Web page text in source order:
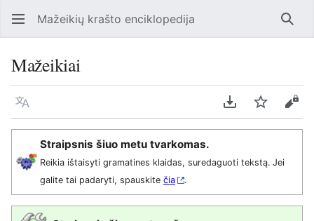
Mažeikių krašto enciklopedija
Mažeikiai
Kalba Parsisiųsti kaip
Stebėti
Straipsnis šiuo metu tvarkomas.
Reikia ištaisyti gramatines klaidas, suredaguoti tekstą. Jei
galite tai padaryti, spauskitečia .